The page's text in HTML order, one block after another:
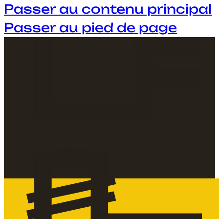
Passer au contenu principal
Passer au pied de page